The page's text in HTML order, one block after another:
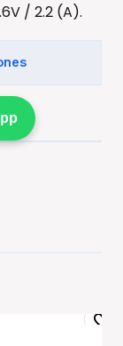
/ 2.2 (A).